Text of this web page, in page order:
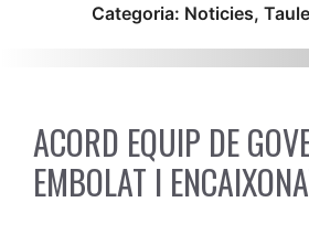
Categoria: Noticies,
ACORD EQUIP DE
EMBOLAT I